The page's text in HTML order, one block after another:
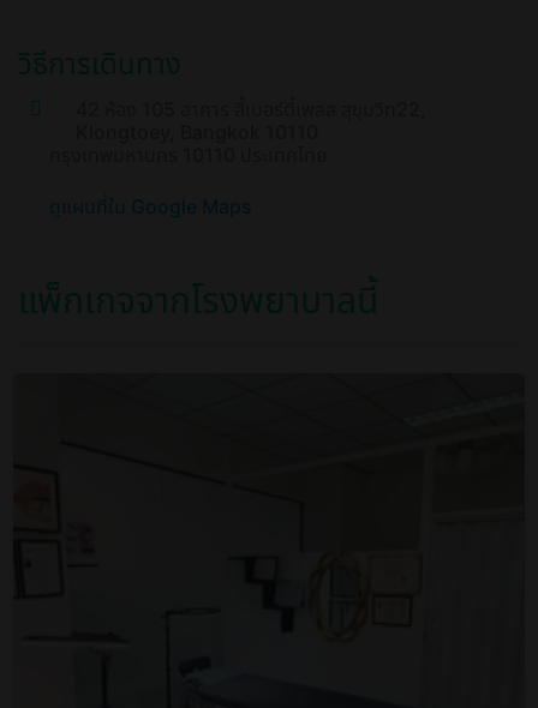
วิธีการเดินทาง
ดูแผนที่ใน Google Maps
แพ็กเกจจากโรงพยาบาลนี้